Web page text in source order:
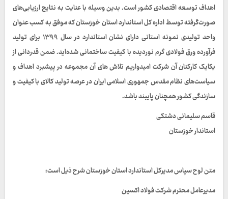
اهداف توسعه اقتصادی کشور است. بدین وسیله با عنایت به نتایج ارزیابی‌های
صورت‌گرفته توسط اداره کل استاندارد استان خوزستان که موفق به کسب عنوان
واحد تولیدی نمونه استانی دارای نشان استاندارد در سال ۱۳۹۹ برای تولید
فرآورده ورق فولادی گرم نوردیده با کیفیت ساختمانی شده‌اید. ضمن قدردانی از
یکایک کارکنان آن شرکت امیدواریم تلاش های آن مجموعه در پیشبرد اهداف و
سیاست‌های نظام مقدس جمهوری اسلامی ایران در عرصه تولید کالای با کیفیت و
سازندگی کشور همچنان پایبند باشد.
قاسم سلیمانی دشتکی
استاندار خوزستان
متن لوح سپاس مدیرکل استاندارد استان خوزستان شرح ذیل است:
مدیرعامل محترم شرکت فولاد اکسین